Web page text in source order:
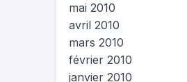
mai 2010
avril 2010
mars 2010
février 2010
janvier 2010